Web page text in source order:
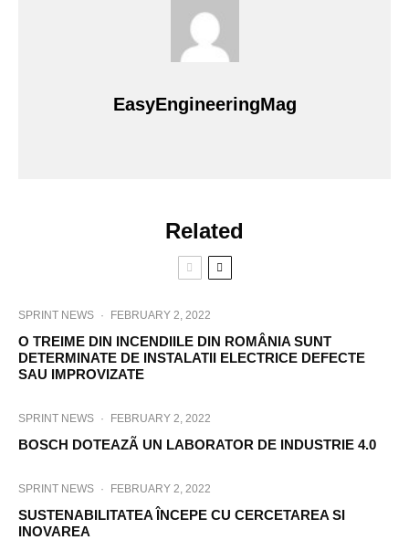
EasyEngineeringMag
Related
SPRINT NEWS · FEBRUARY 2, 2022
O TREIME DIN INCENDIILE DIN ROMÂNIA SUNT
DETERMINATE DE INSTALATII ELECTRICE DEFECTE
SAU IMPROVIZATE
SPRINT NEWS · FEBRUARY 2, 2022
BOSCH DOTEAZÃ UN LABORATOR DE INDUSTRIE 4.0
SPRINT NEWS · FEBRUARY 2, 2022
SUSTENABILITATEA ÎNCEPE CU CERCETAREA SI
INOVAREA